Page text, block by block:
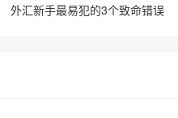
外汇新手最易犯的3个致命错误